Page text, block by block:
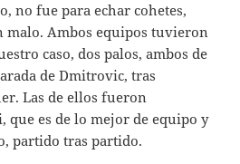
no fue para echar cohetes,
malo. Ambos equipos tuvieron
caso, dos palos, ambos de
de Dmitrovic, tras
Las de ellos fueron
que es de lo mejor de equipo y
partido tras partido.